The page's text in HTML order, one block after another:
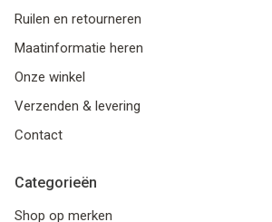
Ruilen en retourneren
Maatinformatie heren
Onze winkel
Verzenden & levering
Contact
Categorieën
Shop op merken